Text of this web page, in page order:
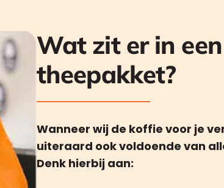
Wat zit er in
theepakket?
Wanneer wij de koffie voor je
uiteraard ook voldoende van
Denk hierbij aan: